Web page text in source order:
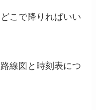
こで降りればいい
線図と時刻表につ